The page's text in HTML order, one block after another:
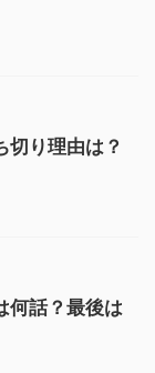
切り理由は？
何話？最後は